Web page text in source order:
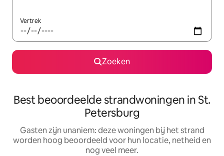
Vertrek
Zoeken
Best beoordeelde strandwoningen in St.
Petersburg
Gasten zijn unaniem: deze woningen bij het strand
worden hoog beoordeeld voor hun locatie, netheid en
nog veel meer.